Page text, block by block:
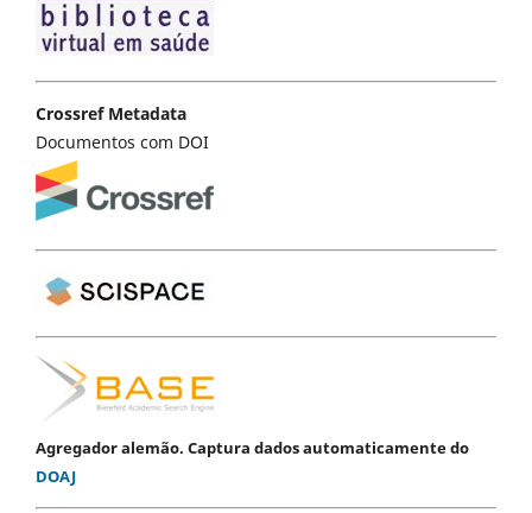
Crossref Metadata
Documentos com DOI
Agregador alemão. Captura dados automaticamente do
DOAJ